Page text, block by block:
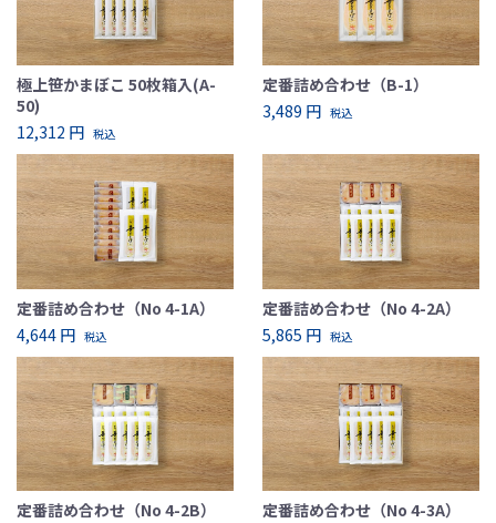
極上笹かまぼこ 50枚箱入(A-
50)
12,312 円 税込
定番詰め合わせ（B-1）
3,489 円 税込
定番詰め合わせ（No 4-1A）
4,644 円 税込
定番詰め合わせ（No 4-2A）
5,865 円 税込
定番詰め合わせ（No 4-2B）
定番詰め合わせ（No 4-3A）